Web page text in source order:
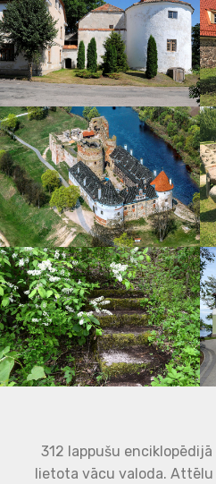
312 lappušu
lietota vācu valoda.